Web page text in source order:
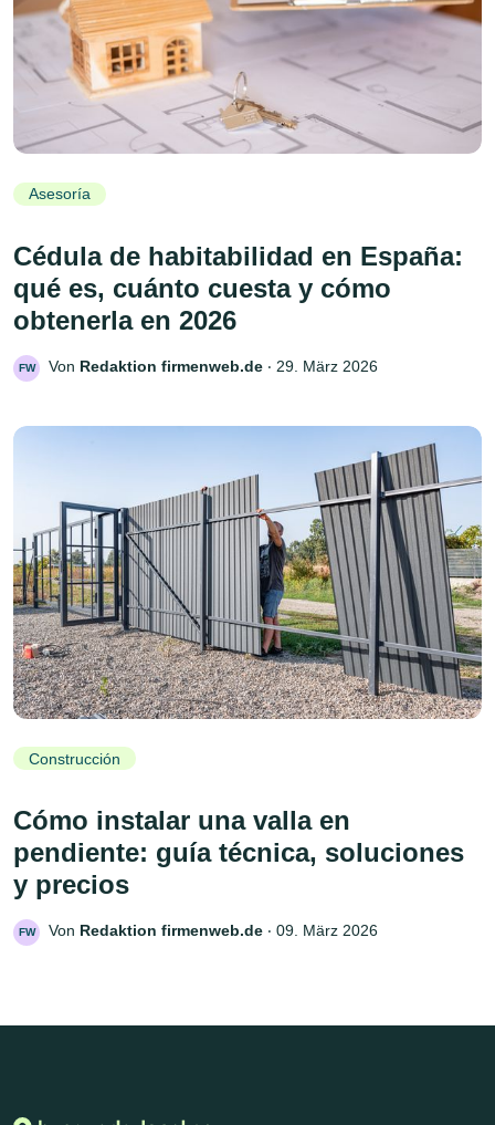
Asesoría
Cédula de habitabilidad en España:
qué es, cuánto cuesta y cómo
obtenerla en 2026
FW Von Redaktion firmenweb.de ‧ 29. März 2026
Construcción
Cómo instalar una valla en
pendiente: guía técnica, soluciones
y precios
FW Von Redaktion firmenweb.de ‧ 09. März 2026